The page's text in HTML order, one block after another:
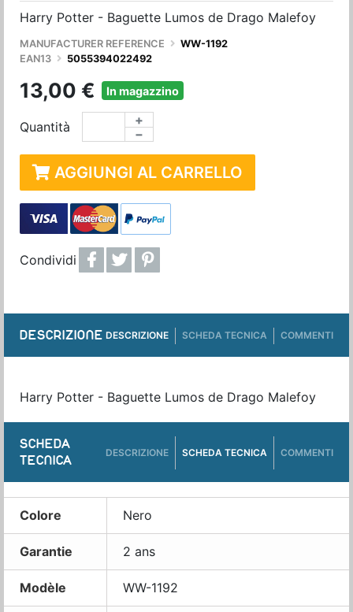
Harry Potter - Baguette Lumos de Drago Malefoy
MANUFACTURER REFERENCE
WW-1192
EAN13
5055394022492
13,00 € In magazzino
Quantità −
+
AGGIUNGI AL CARRELLO
Condividi
DESCRIZIONE DESCRIZIONE SCHEDA TECNICA COMMENTI
Harry Potter - Baguette Lumos de Drago Malefoy
SCHEDA
TECNICA
DESCRIZIONE SCHEDA TECNICA COMMENTI
Colore Nero
Garantie 2 ans
Modèle WW-1192